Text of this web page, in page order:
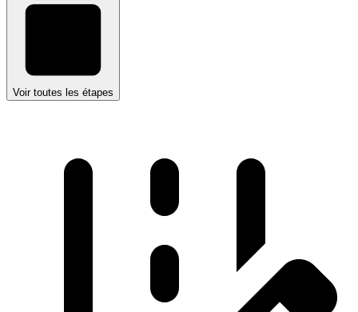
Voir toutes les étapes